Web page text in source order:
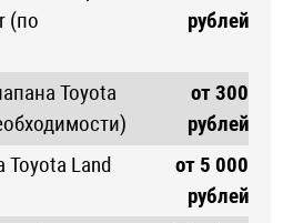
(по
рублей
Toyota
от 300
рублей
Toyota Land
от 5 000
рублей